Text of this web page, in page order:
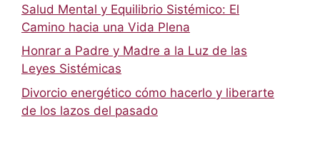
Salud Mental y Equilibrio Sistémico: El
Camino hacia una Vida Plena
Honrar a Padre y Madre a la Luz de las
Leyes Sistémicas
Divorcio energético cómo hacerlo y liberarte
de los lazos del pasado